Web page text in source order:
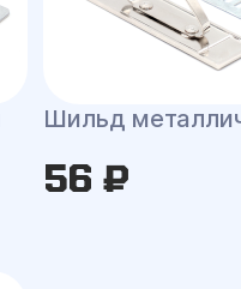
Шильд
56 ₽